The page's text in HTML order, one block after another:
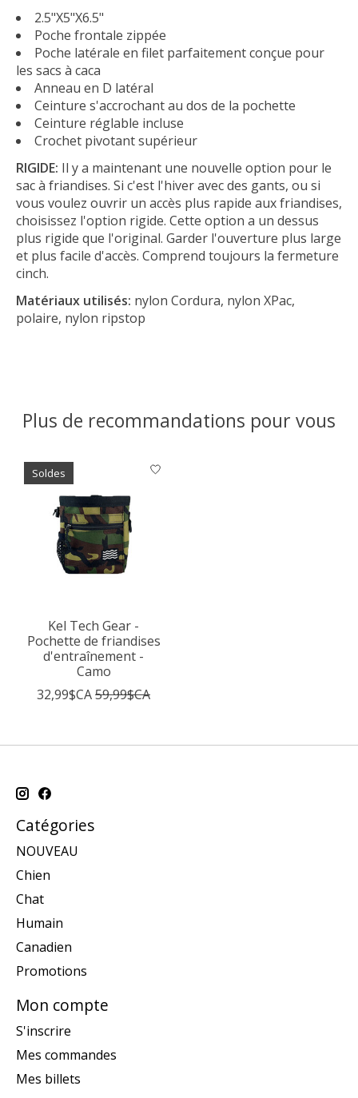
2.5"X5"X6.5"
Poche frontale zippée
Poche latérale en filet parfaitement conçue pour
les sacs à caca
Anneau en D latéral
Ceinture s'accrochant au dos de la pochette
Ceinture réglable incluse
Crochet pivotant supérieur
RIGIDE: Il y a maintenant une nouvelle option pour le
sac à friandises. Si c'est l'hiver avec des gants, ou si
vous voulez ouvrir un accès plus rapide aux friandises,
choisissez l'option rigide. Cette option a un dessus
plus rigide que l'original. Garder l'ouverture plus large
et plus facile d'accès. Comprend toujours la fermeture
cinch.
Matériaux utilisés: nylon Cordura, nylon XPac,
polaire, nylon ripstop
Plus de recommandations pour vous
Articles du carrousel de produits
Soldes
Kel Tech Gear -
Pochette de friandises
d'entraînement -
Camo
32,99$CA59,99$CA
Catégories
NOUVEAU
Chien
Chat
Humain
Canadien
Promotions
Mon compte
S'inscrire
Mes commandes
Mes billets